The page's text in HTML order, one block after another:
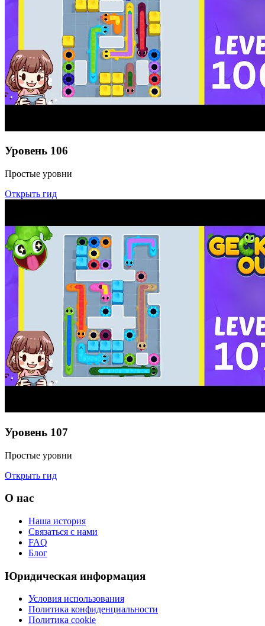
Уровень 106
Простые уровни
Открыть гид
Уровень 107
Простые уровни
Открыть гид
О нас
Наша история
Связаться с нами
FAQ
Блог
Юридическая информация
Условия использования
Политика конфиденциальности
Политика cookie